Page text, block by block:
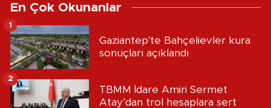
En Çok Okunanlar
Gaziantep'te Bahçelievler kura
sonuçları açıklandı
1
TBMM İdare Amiri Sermet
Atay’dan trol hesaplara sert
2